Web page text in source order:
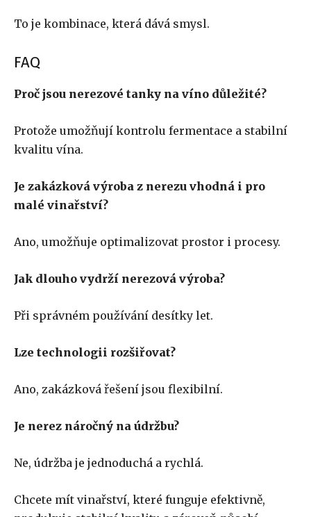
To je kombinace, která dává smysl.
FAQ
Proč jsou nerezové tanky na víno důležité?
Protože umožňují kontrolu fermentace a stabilní
kvalitu vína.
Je zakázková výroba z nerezu vhodná i pro
malé vinařství?
Ano, umožňuje optimalizovat prostor i procesy.
Jak dlouho vydrží nerezová výroba?
Při správném používání desítky let.
Lze technologii rozšiřovat?
Ano, zakázková řešení jsou flexibilní.
Je nerez náročný na údržbu?
Ne, údržba je jednoduchá a rychlá.
Chcete mít vinařství, které funguje efektivně,